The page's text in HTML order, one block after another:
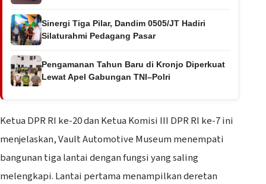
Sinergi Tiga Pilar, Dandim 0505/JT Hadiri
Silaturahmi Pedagang Pasar
Pengamanan Tahun Baru di Kronjo Diperkuat
Lewat Apel Gabungan TNI–Polri
Ketua DPR RI ke-20 dan Ketua Komisi III DPR RI ke-7 ini
menjelaskan, Vault Automotive Museum menempati
bangunan tiga lantai dengan fungsi yang saling
melengkapi. Lantai pertama menampilkan deretan